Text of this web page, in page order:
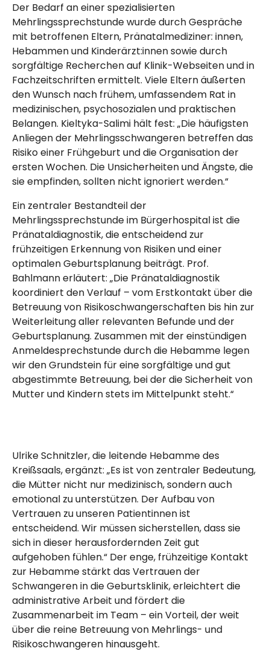
Der Bedarf an einer spezialisierten
Mehrlingssprechstunde wurde durch Gespräche
mit betroffenen Eltern, Pränatalmediziner: innen,
Hebammen und Kinderärzt:innen sowie durch
sorgfältige Recherchen auf Klinik-Webseiten und in
Fachzeitschriften ermittelt. Viele Eltern äußerten
den Wunsch nach frühem, umfassendem Rat in
medizinischen, psychosozialen und praktischen
Belangen. Kieltyka-Salimi hält fest: „Die häufigsten
Anliegen der Mehrlingsschwangeren betreffen das
Risiko einer Frühgeburt und die Organisation der
ersten Wochen. Die Unsicherheiten und Ängste, die
sie empfinden, sollten nicht ignoriert werden.“
Ein zentraler Bestandteil der
Mehrlingssprechstunde im Bürger­hospitalist die
Pränataldiagnostik, die entscheidend zur
frühzeitigen Erkennung von Risiken und einer
optimalen Geburtsplanung beiträgt. Prof.
Bahlmann erläutert: „Die Pränataldiagnostik
koordiniert den Verlauf – vom Erstkontakt über die
Betreuung von Risikoschwangerschaften bis hin zur
Weiterleitung aller relevanten Befunde und der
Geburtsplanung. Zusammen mit der einstündigen
Anmeldesprechstunde durch die Hebamme legen
wir den Grundstein für eine sorgfältige und gut
abgestimmte Betreuung, bei der die Sicherheit von
Mutter und Kindern stets im Mittelpunkt steht.“
Ulrike Schnitzler, die leitende Hebamme des
Kreißsaals, ergänzt: „Es ist von zentraler Bedeutung,
die Mütter nicht nur medizinisch, sondern auch
emotional zu unterstützen. Der Aufbau von
Vertrauen zu unseren Patientinnen ist
entscheidend. Wir müssen sicherstellen, dass sie
sich in dieser herausfordernden Zeit gut
aufgehoben fühlen.“ Der enge, frühzeitige Kontakt
zur Hebamme stärkt das Vertrauen der
Schwangeren in die Geburtsklinik, erleichtert die
administrative Arbeit und fördert die
Zusammenarbeit im Team – ein Vorteil, der weit
über die reine Betreuung von Mehrlings- und
Risikoschwangeren hinausgeht.